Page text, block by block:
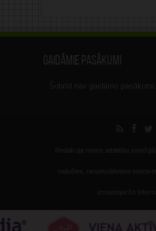
Gaidāmie pasākumi
Šobrīd nav gaidāmo pasākumi.
Redakcija nenes atbildību